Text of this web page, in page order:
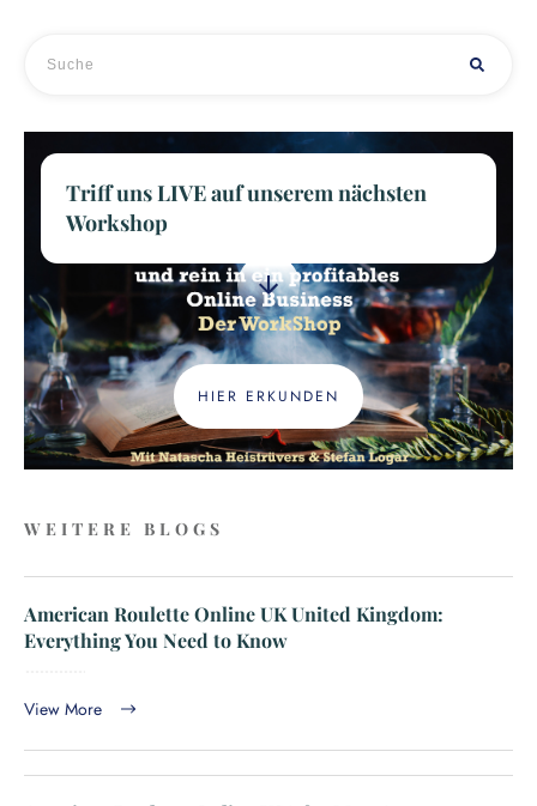
Triff uns LIVE auf unserem nächsten
Workshop
HIER ERKUNDEN
WEITERE BLOGS
American Roulette Online UK United Kingdom:
Everything You Need to Know
View More